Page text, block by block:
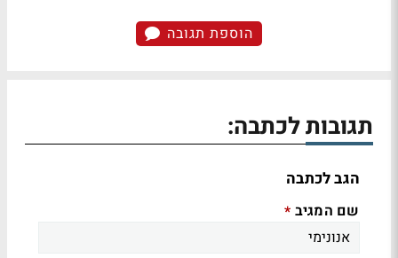
הוספת תגובה
תגובות לכתבה:
הגב לכתבה
שם המגיב *